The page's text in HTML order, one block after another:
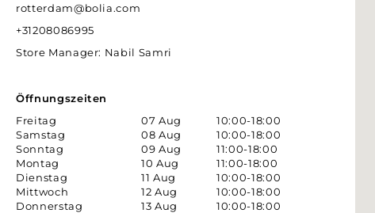
rotterdam@bolia.com
+31208086995
Store Manager: Nabil Samri
Öffnungszeiten
Freitag
07 Aug
10:00-18:00
Samstag
08 Aug
10:00-18:00
Sonntag
09 Aug
11:00-18:00
Montag
10 Aug
11:00-18:00
Dienstag
11 Aug
10:00-18:00
Mittwoch
12 Aug
10:00-18:00
Donnerstag
13 Aug
10:00-18:00